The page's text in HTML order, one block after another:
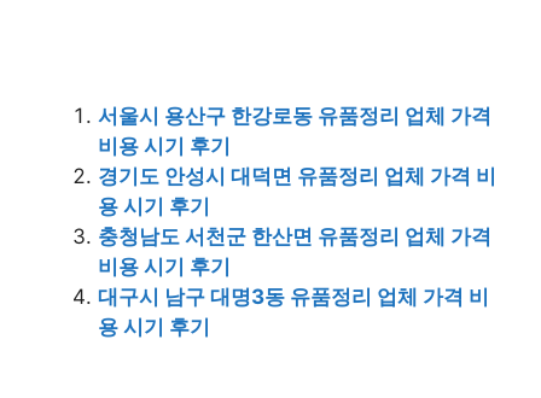
서울시 용산구 한강로동 유품정리 업체 가격
비용 시기 후기
경기도 안성시 대덕면 유품정리 업체 가격 비
용 시기 후기
충청남도 서천군 한산면 유품정리 업체 가격
비용 시기 후기
대구시 남구 대명3동 유품정리 업체 가격 비
용 시기 후기